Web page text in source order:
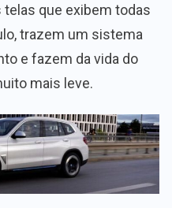
que exibem todas
trazem um sistema
e fazem da vida do
mais leve.